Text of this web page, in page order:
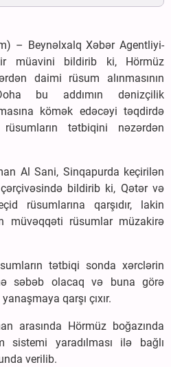
– Beynəlxalq Xəbər Agentliyi-
müavini bildirib ki, Hörmüz
daimi rüsum alınmasının
bu addımın dənizçilik
kömək edəcəyi təqdirdə
tətbiqini nəzərdən
Al Sani, Sinqapurda keçirilən
bildirib ki, Qətər və
rüsumlarına qarşıdır, lakin
müvəqqəti rüsumlar müzakirə
tətbiqi sonda xərclərin
səbəb olacaq və buna görə
qarşı çıxır.
arasında Hörmüz boğazında
yaradılması ilə bağlı
verilib.